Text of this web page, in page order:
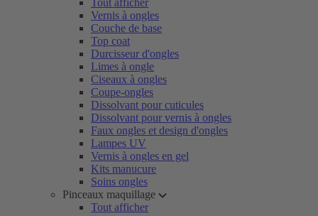
Tout afficher
Vernis à ongles
Couche de base
Top coat
Durcisseur d'ongles
Limes à ongle
Ciseaux à ongles
Coupe-ongles
Dissolvant pour cuticules
Dissolvant pour vernis à ongles
Faux ongles et design d'ongles
Lampes UV
Vernis à ongles en gel
Kits manucure
Soins ongles
Pinceaux maquillage
Tout afficher